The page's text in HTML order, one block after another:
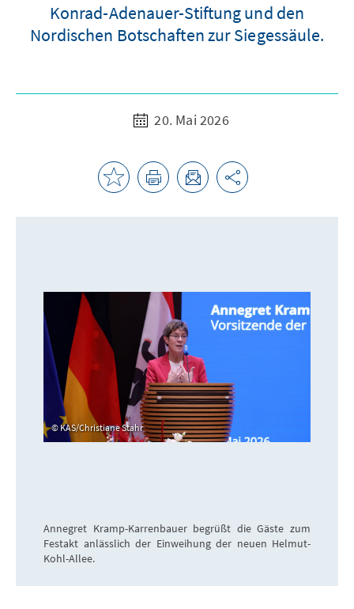
Konrad-Adenauer-Stiftung und den
Nordischen Botschaften zur Siegessäule.
20. Mai 2026
KAS/Christiane Stahr
Annegret Kramp-Karrenbauer begrüßt die Gäste zum
Festakt anlässlich der Einweihung der neuen Helmut-
Kohl-Allee.